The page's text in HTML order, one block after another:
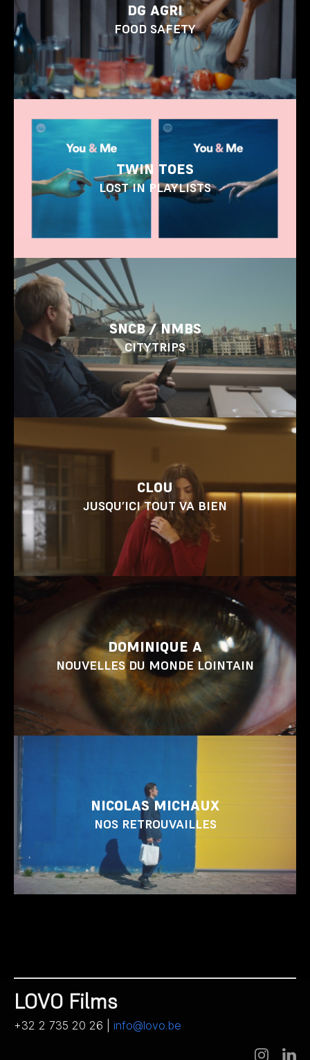
DG AGRI
FOOD SAFETY
TWIN TOES
LOST IN PLAYLISTS
SNCB / NMBS
CITYTRIPS
CLOU
JUSQU’ICI TOUT VA BIEN
DOMINIQUE A
NOUVELLES DU MONDE LOINTAIN
NICOLAS MICHAUX
NOS RETROUVAILLES
LOVO Films
+32 2 735 20 26 | info@lovo.be